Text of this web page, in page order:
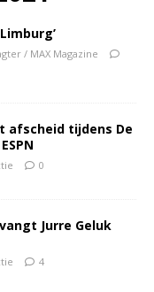
/ MAX Magazine
afscheid tijdens De
0
Jurre Geluk
4